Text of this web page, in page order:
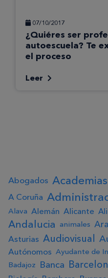
07/10/2017
¿Quiéres ser
autoescuela? Te
el proceso
Leer
Abogados Academias
A Coruña
Alava Alemán Alicante
Andalucia animales
Asturias Audiovisual
Autónomos Ayudante de
Badajoz
Banca